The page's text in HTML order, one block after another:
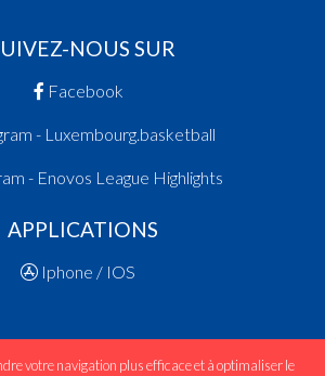
NOUS SUR
Facebook
- Luxembourg.basketball
- Enovos League Highlights
APPLICATIONS
Iphone / IOS
votre navigation plus efficace et à optimaliser le